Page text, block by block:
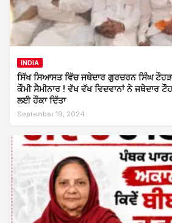
INDIA
ਸਿੱਖ ਸਿਆਸਤ ਵਿੱਚ ਜਥੇਦਾਰ ਗੁਰਚਰਨ ਸਿੰਘ
ਕੌਮੀ ਸੈਮੀਨਾਰ ! ਵੱਖ ਵੱਖ ਵਿਦਵਾਨਾਂ ਨੇ ਜਥੇਦਾਰ
ਲਈ ਹੌਕਾ ਦਿੱਤਾ
September 19, 2024